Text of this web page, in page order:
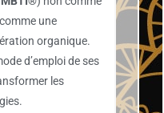
une
organique.
d’emploi de ses
les